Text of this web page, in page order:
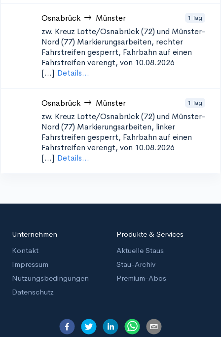
Osnabrück Münster 1 Tag
zw. Kreuz Lotte/Osnabrück (72) und Münster-
Nord (77) Markierungsarbeiten, rechter
Fahrstreifen gesperrt, Fahrbahn auf einen
Fahrstreifen verengt, von 10.08.2026
[...] Details...
Osnabrück Münster 1 Tag
zw. Kreuz Lotte/Osnabrück (72) und Münster-
Nord (77) Markierungsarbeiten, linker
Fahrstreifen gesperrt, Fahrbahn auf einen
Fahrstreifen verengt, von 10.08.2026
[...] Details...
Unternehmen
Kontakt
Impressum
Nutzungsbedingungen
Datenschutz
Produkte & Services
Aktuelle Staus
Stau-Archiv
Premium-Abos